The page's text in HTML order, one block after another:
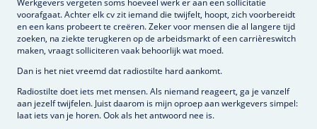
voorafgaat. Achter elk cv zit iemand die twijfelt, hoopt, zich voorbereidt
en een kans probeert te creëren. Zeker voor mensen die al langere tijd
zoeken, na ziekte terugkeren op de arbeidsmarkt of een carrièreswitch
maken, vraagt solliciteren vaak behoorlijk wat moed.
Dan is het niet vreemd dat radiostilte hard aankomt.
Radiostilte doet iets met mensen. Als niemand reageert, ga je vanzelf
aan jezelf twijfelen. Juist daarom is mijn oproep aan werkgevers simpel:
laat iets van je horen. Ook als het antwoord nee is.